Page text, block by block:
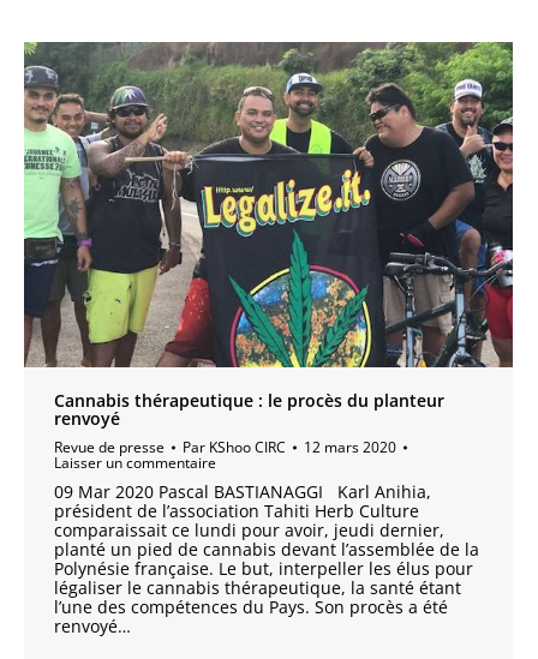
Cannabis thérapeutique : le procès du planteur
renvoyé
Revue de presse Par KShoo CIRC 12 mars 2020
Laisser un commentaire
09 Mar 2020 Pascal BASTIANAGGI Karl Anihia,
président de l’association Tahiti Herb Culture
comparaissait ce lundi pour avoir, jeudi dernier,
planté un pied de cannabis devant l’assemblée de la
Polynésie française. Le but, interpeller les élus pour
légaliser le cannabis thérapeutique, la santé étant
l’une des compétences du Pays. Son procès a été
renvoyé…